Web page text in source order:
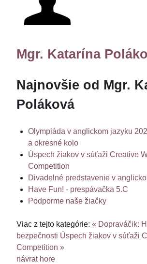
Mgr. Katarína
Najnovšie od Mgr.
Poláková
Olympiáda v anglickom jazyku
a okresné kolo
Úspech žiakov v súťaži Creative
Competition
Divadelné predstavenie v
Have Fun! - prespávačka 5.C
Podporme naše žiačky
Viac z tejto kategórie: « Dopraváčik:
bezpečnosti Úspech žiakov v súťaži
Competition »
návrat hore